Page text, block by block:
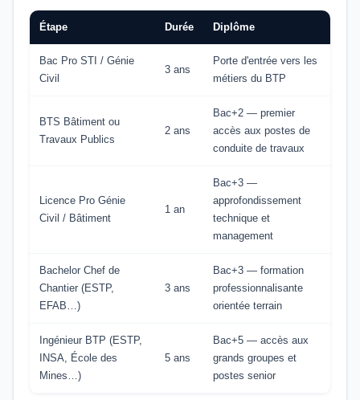
Étape Durée Diplôme
Bac Pro STI / Génie
Civil
3 ans
Porte d'entrée vers les
métiers du BTP
BTS Bâtiment ou
Travaux Publics
2 ans
Bac+2 — premier
accès aux postes de
conduite de travaux
Licence Pro Génie
Civil / Bâtiment
1 an
Bac+3 —
approfondissement
technique et
management
Bachelor Chef de
Chantier (ESTP,
EFAB…)
3 ans
Bac+3 — formation
professionnalisante
orientée terrain
Ingénieur BTP (ESTP,
INSA, École des
Mines…)
5 ans
Bac+5 — accès aux
grands groupes et
postes senior